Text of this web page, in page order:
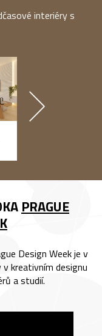
interiéry s
PRAGUE
Design Week je v
kreativním designu
a studií.